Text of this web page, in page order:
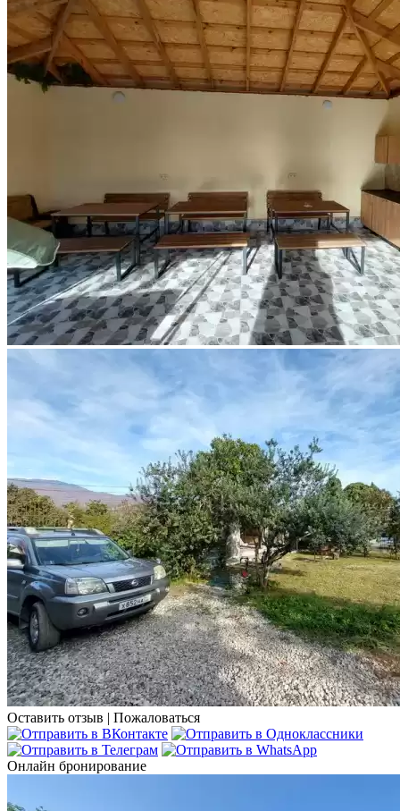
Оставить отзыв | Пожаловаться
Онлайн бронирование